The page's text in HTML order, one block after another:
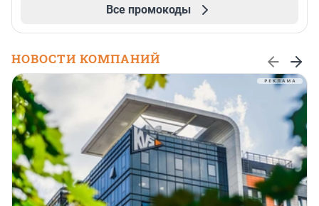
Все промокоды
НОВОСТИ КОМПАНИЙ